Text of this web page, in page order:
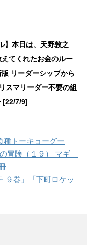
】本日は、天野敦之
てくれたお金のルー
リーダーシップから
スマリーダー不要の組
[22/7/9]
種トーキョーグー
冒険（１９） マギ
９巻」「下町ロケッ